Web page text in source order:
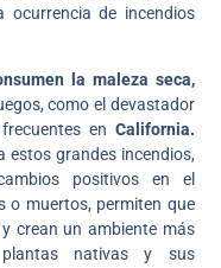
ocurrencia de incendios
la maleza seca,
como el devastador
en California.
estos grandes incendios,
positivos en el
o muertos, permiten que
y crean un ambiente más
nativas y sus